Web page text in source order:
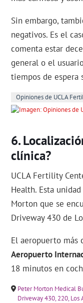
Sin embargo,
negativos. Es el
comenta estar
general o el
tiempos de espera
Opiniones de UCLA
clínica?
UCLA Fertility
Health. Esta
Morton que se
Driveway 430 de
El aeropuerto más
Aeropuerto
18 minutos en
Peter Morton Medical
Driveway 430, 220, Los